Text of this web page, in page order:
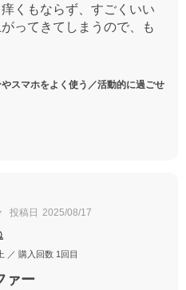
くもならず、すごくいい
ってきてしまうので、も
すい下着になると思いま
スマホをよく使う／活動的に過ごせ
投稿日 2025/08/17
／ 購入回数 1回目
ァー